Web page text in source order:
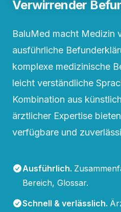
Verwirrender
BaluMed macht Medizin
ausführliche
komplexe medizinische
leicht verständliche
Kombination aus
ärztlicher Expertise
verfügbare und
Ausführlich.
Bereich, Glossar.
Schnell & verlässlich.